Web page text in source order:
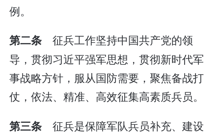
例。
第二条 征兵工作坚持中国共产党的领
导，贯彻习近平强军思想，贯彻新时代军
事战略方针，服从国防需要，聚焦备战打
仗，依法、精准、高效征集高素质兵员。
第三条 征兵是保障军队兵员补充、建设